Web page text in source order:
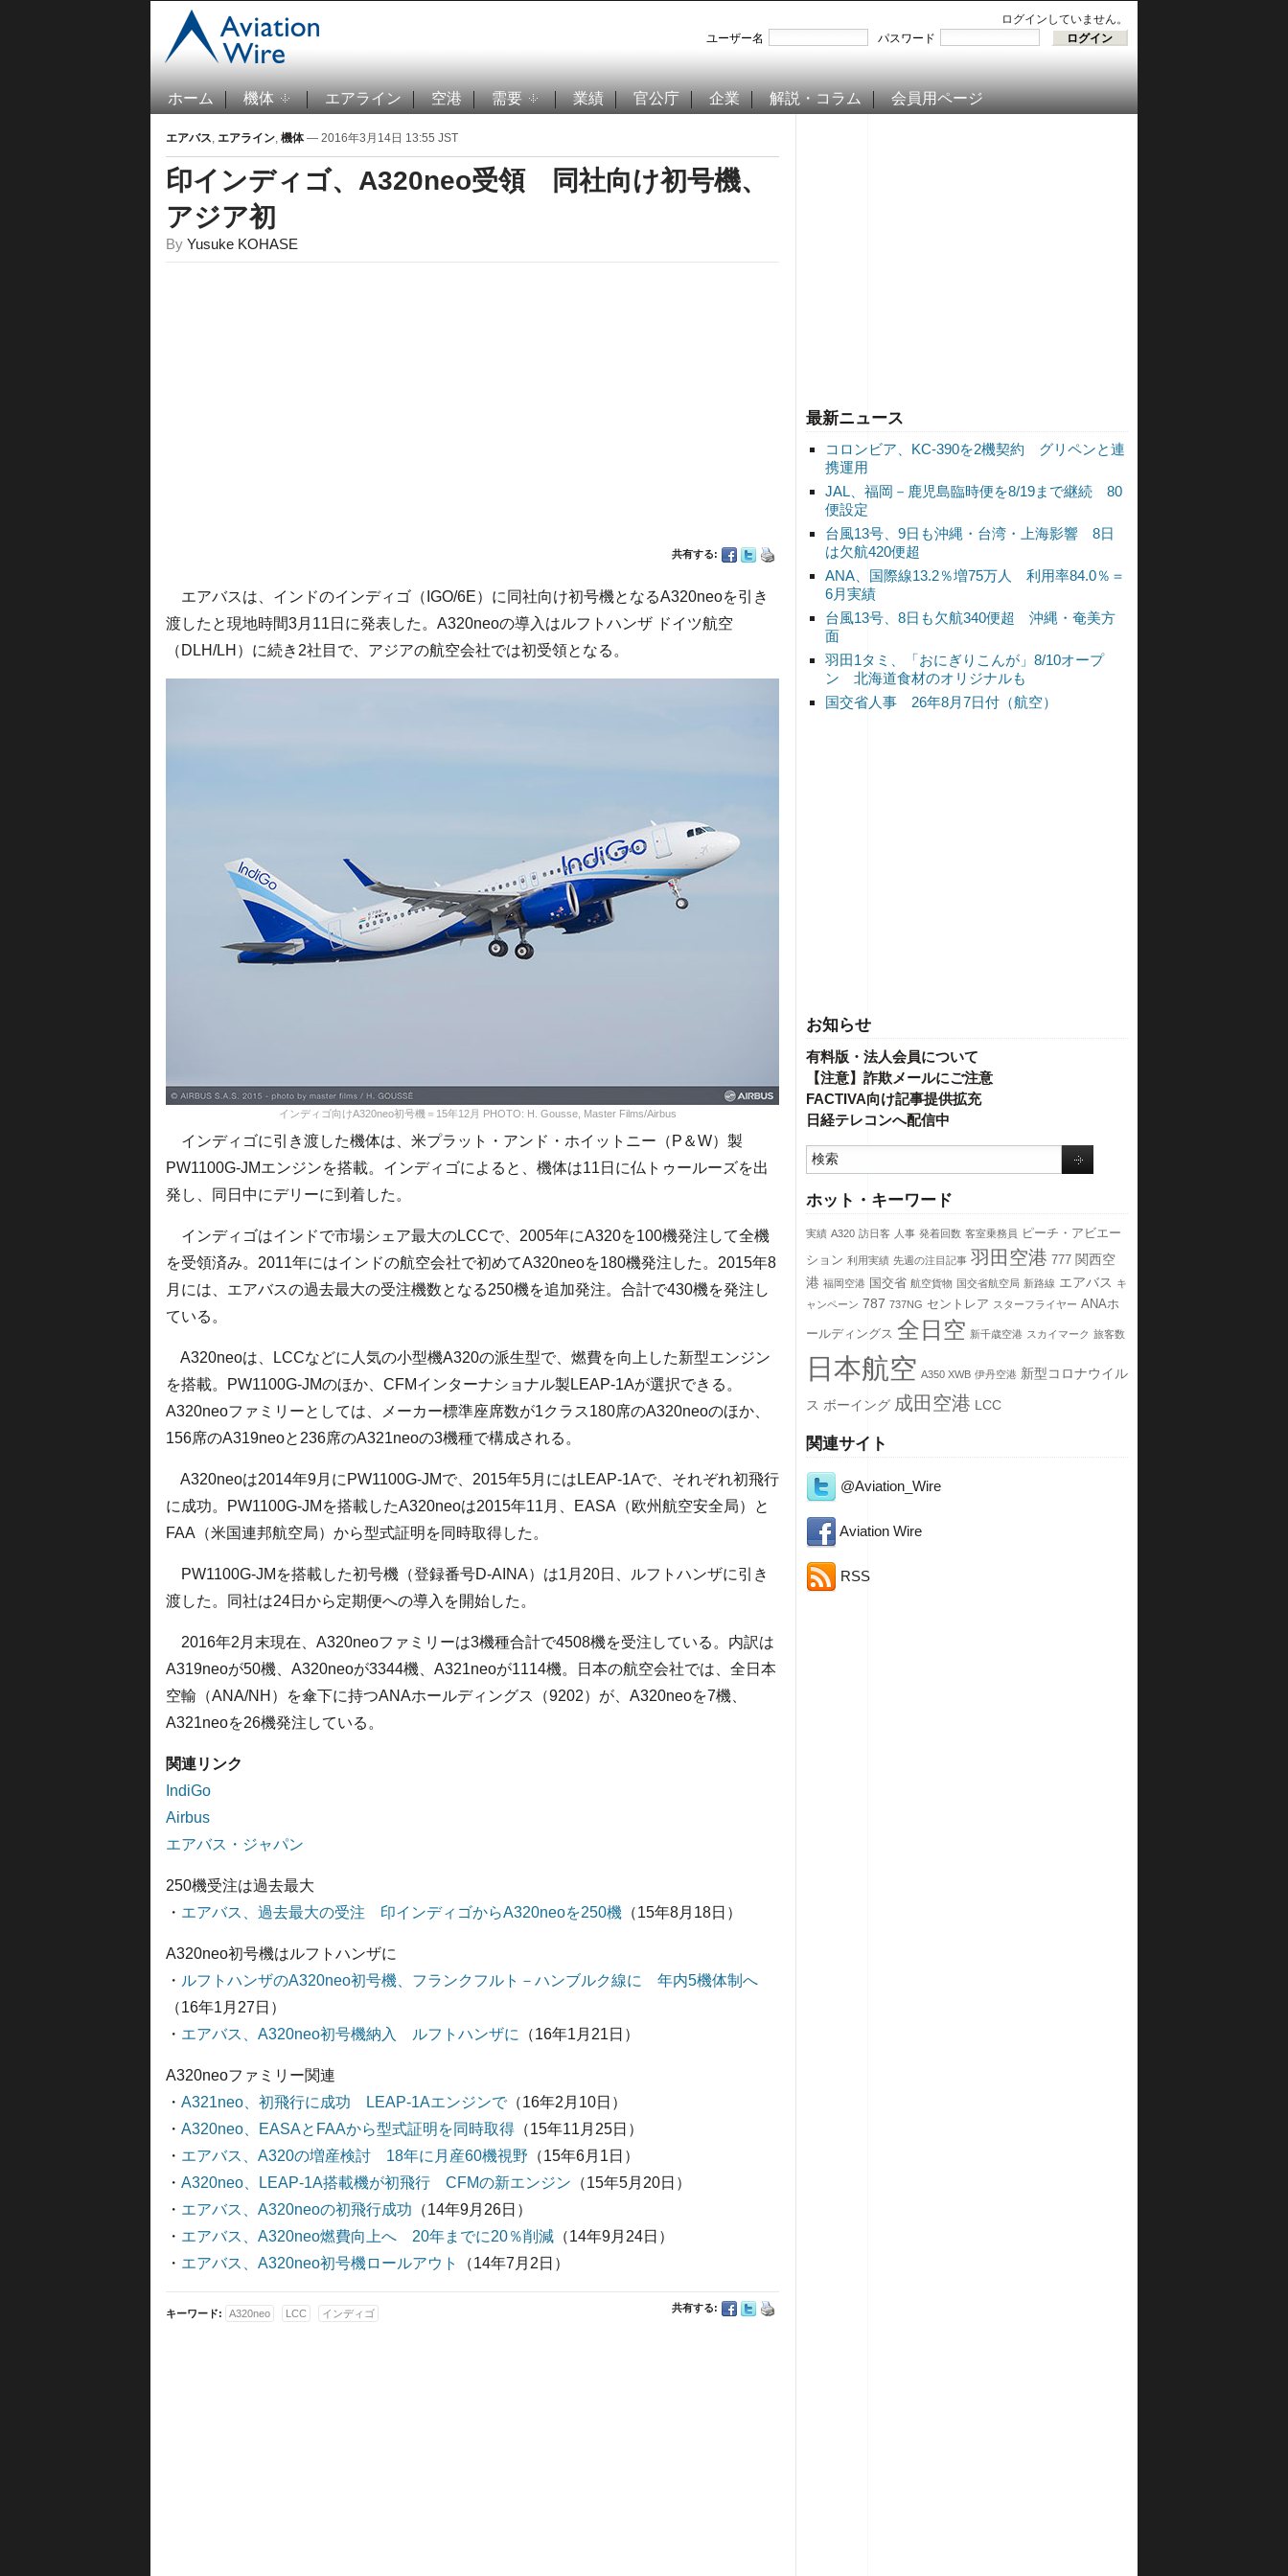
ログインしていません。
ユーザー名
パスワード
ホーム 機体 エアライン 空港 需要 業績 官公庁 企業 解説・コラム 会員用ページ
最新ニュース
コロンビア、KC-390を2機契約 グリペンと連
携運用
JAL、福岡－鹿児島臨時便を8/19まで継続 80
便設定
台風13号、9日も沖縄・台湾・上海影響 8日
は欠航420便超
ANA、国際線13.2％増75万人 利用率84.0％＝
6月実績
台風13号、8日も欠航340便超 沖縄・奄美方
面
羽田1タミ、「おにぎりこんが」8/10オープ
ン 北海道食材のオリジナルも
国交省人事 26年8月7日付（航空）
お知らせ
有料版・法人会員について
【注意】詐欺メールにご注意
FACTIVA向け記事提供拡充
日経テレコンへ配信中
ホット・キーワード
実績 A320 訪日客 人事 発着回数 客室乗務員
ピーチ・アビエー
ション 利用実績 先週の注目記事 羽田空港 777 関西空
港 福岡空港 国交省 航空貨物 国交省航空局 新路線 エアバス キ
ャンペーン 787 737NG セントレア スターフライヤー ANAホ
ールディングス 全日空 新千歳空港 スカイマーク 旅客数
日本航空 A350 XWB 伊丹空港 新型コロナウイル
ス ボーイング 成田空港 LCC
関連サイト
@Aviation_Wire
Aviation Wire
RSS
エアバス, エアライン, 機体— 2016年3月14日 13:55 JST
印インディゴ、A320neo受領 同社向け初号機、
アジア初
By Yusuke KOHASE
共有する:
エアバスは、インドのインディゴ（IGO/6E）に同社向け初号機となるA320neoを引き
渡したと現地時間3月11日に発表した。A320neoの導入はルフトハンザ ドイツ航空
（DLH/LH）に続き2社目で、アジアの航空会社では初受領となる。
インディゴ向けA320neo初号機＝15年12月 PHOTO: H. Gousse, Master Films/Airbus
インディゴに引き渡した機体は、米プラット・アンド・ホイットニー（P＆W）製
PW1100G-JMエンジンを搭載。インディゴによると、機体は11日に仏トゥールーズを出
発し、同日中にデリーに到着した。
インディゴはインドで市場シェア最大のLCCで、2005年にA320を100機発注して全機
を受領済み。2011年にはインドの航空会社で初めてA320neoを180機発注した。2015年8
月には、エアバスの過去最大の受注機数となる250機を追加発注。合計で430機を発注し
ている。
A320neoは、LCCなどに人気の小型機A320の派生型で、燃費を向上した新型エンジン
を搭載。PW1100G-JMのほか、CFMインターナショナル製LEAP-1Aが選択できる。
A320neoファミリーとしては、メーカー標準座席数が1クラス180席のA320neoのほか、
156席のA319neoと236席のA321neoの3機種で構成される。
A320neoは2014年9月にPW1100G-JMで、2015年5月にはLEAP-1Aで、それぞれ初飛行
に成功。PW1100G-JMを搭載したA320neoは2015年11月、EASA（欧州航空安全局）と
FAA（米国連邦航空局）から型式証明を同時取得した。
PW1100G-JMを搭載した初号機（登録番号D-AINA）は1月20日、ルフトハンザに引き
渡した。同社は24日から定期便への導入を開始した。
2016年2月末現在、A320neoファミリーは3機種合計で4508機を受注している。内訳は
A319neoが50機、A320neoが3344機、A321neoが1114機。日本の航空会社では、全日本
空輸（ANA/NH）を傘下に持つANAホールディングス（9202）が、A320neoを7機、
A321neoを26機発注している。
関連リンク
IndiGo
Airbus
エアバス・ジャパン
250機受注は過去最大
・ エアバス、過去最大の受注 印インディゴからA320neoを250機 （15年8月18日）
A320neo初号機はルフトハンザに
・ ルフトハンザのA320neo初号機、フランクフルト－ハンブルク線に 年内5機体制へ
（16年1月27日）
・ エアバス、A320neo初号機納入 ルフトハンザに （16年1月21日）
A320neoファミリー関連
・ A321neo、初飛行に成功 LEAP-1Aエンジンで（16年2月10日）
・ A320neo、EASAとFAAから型式証明を同時取得 （15年11月25日）
・ エアバス、A320の増産検討 18年に月産60機視野 （15年6月1日）
・ A320neo、LEAP-1A搭載機が初飛行 CFMの新エンジン （15年5月20日）
・ エアバス、A320neoの初飛行成功 （14年9月26日）
・ エアバス、A320neo燃費向上へ 20年までに20％削減 （14年9月24日）
・ エアバス、A320neo初号機ロールアウト （14年7月2日）
共有する:
キーワード: A320neo LCC インディゴ